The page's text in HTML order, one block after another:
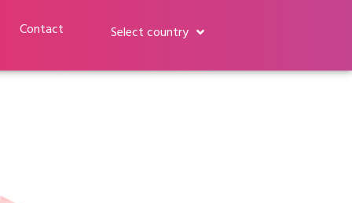
Contact Select country